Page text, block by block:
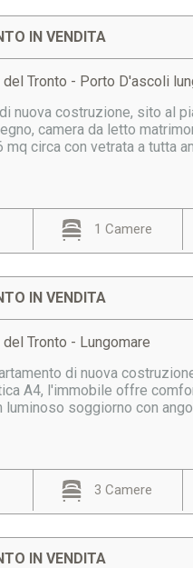
IN VENDITA
Tronto - Porto D'ascoli
nuova costruzione, sito al
camera da letto
mq circa con vetrata a tutta
1 Camere
IN VENDITA
Tronto - Lungomare
di nuova
A4, l'immobile offre
luminoso soggiorno con
3 Camere
IN VENDITA